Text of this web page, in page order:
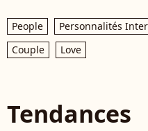
People Personnalités
Couple
Love
Tendances